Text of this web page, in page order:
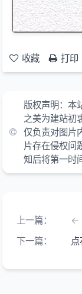
收藏 打印
版权声明：本
之美为建站初
仅负责对图片
片存在侵权问
知后将第一时
上一篇：
下一篇：